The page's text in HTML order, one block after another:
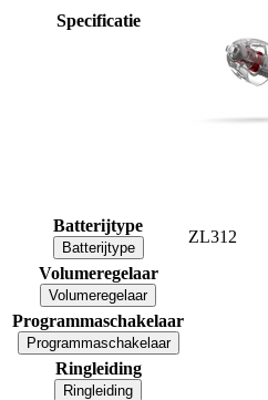
Specificatie
Batterijtype
Batterijtype
ZL312
Volumeregelaar
Volumeregelaar
Programmaschakelaar
Programmaschakelaar
Ringleiding
Ringleiding